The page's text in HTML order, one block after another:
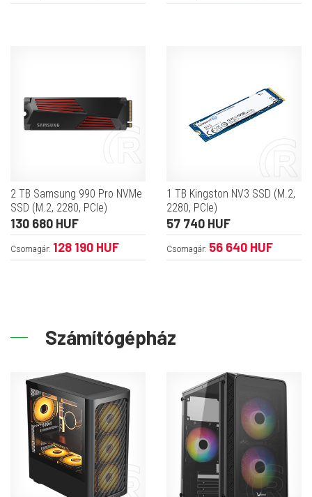
2 TB Samsung 990 Pro NVMe
SSD (M.2, 2280, PCIe)
130 680 HUF
Csomagár: 128 190 HUF
1 TB Kingston NV3 SSD (M.2,
2280, PCIe)
57 740 HUF
Csomagár: 56 640 HUF
Számítógépház